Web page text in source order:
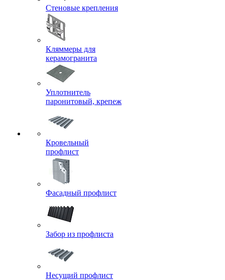
Стеновые крепления
Кляммеры для
керамогранита
Уплотнитель
паронитовый, крепеж
Кровельный
профлист
Фасадный профлист
Забор из профлиста
Несущий профлист